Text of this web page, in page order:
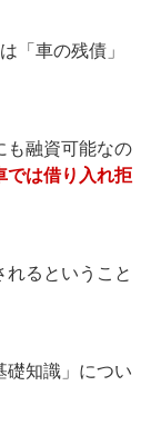
「車の残債」
も融資可能なの
では借り入れ拒
るということ
礎知識」につい